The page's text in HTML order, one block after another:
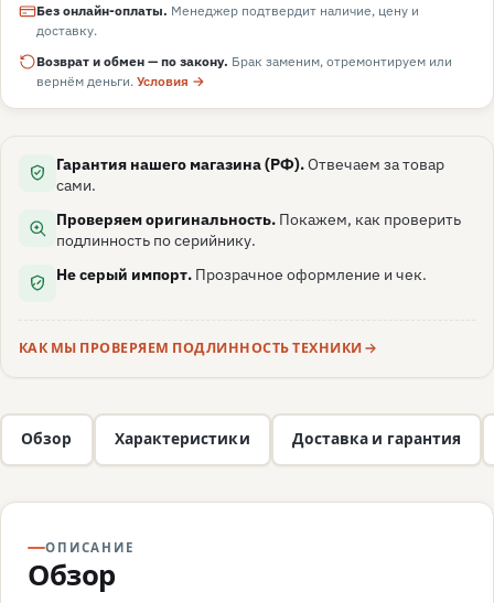
Без онлайн-оплаты. Менеджер подтвердит наличие, цену и
доставку.
Возврат и обмен — по закону. Брак заменим, отремонтируем или
вернём деньги. Условия →
Гарантия нашего магазина (РФ).Отвечаем за товар
сами.
Проверяем оригинальность. Покажем, как проверить
подлинность по серийнику.
Не серый импорт. Прозрачное оформление и чек.
КАК МЫ ПРОВЕРЯЕМ ПОДЛИННОСТЬ ТЕХНИКИ
Обзор Характеристики Доставка и гарантия
ОПИСАНИЕ
Обзор